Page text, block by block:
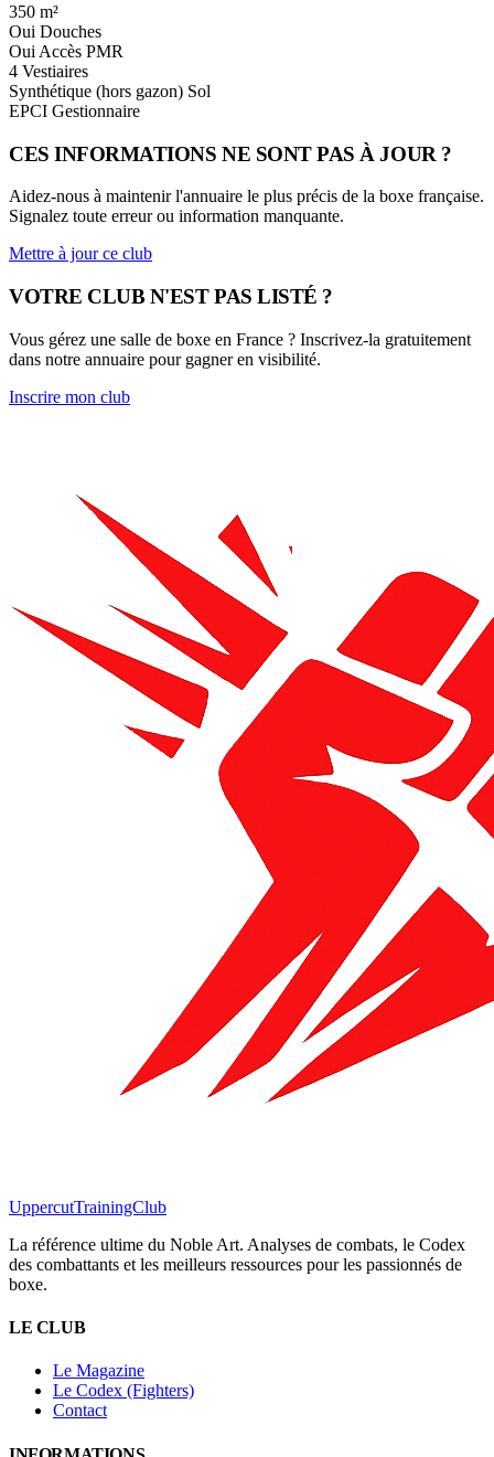
350 m²
Oui Douches
Oui Accès PMR
4 Vestiaires
Synthétique (hors gazon) Sol
EPCI Gestionnaire
CES INFORMATIONS NE SONT PAS À JOUR ?
Aidez-nous à maintenir l'annuaire le plus précis de la boxe française.
Signalez toute erreur ou information manquante.
Mettre à jour ce club
VOTRE CLUB N'EST PAS LISTÉ ?
Vous gérez une salle de boxe en France ? Inscrivez-la gratuitement
dans notre annuaire pour gagner en visibilité.
Inscrire mon club
UppercutTrainingClub
La référence ultime du Noble Art. Analyses de combats, le Codex
des combattants et les meilleurs ressources pour les passionnés de
boxe.
LE CLUB
Le Magazine
Le Codex (Fighters)
Contact